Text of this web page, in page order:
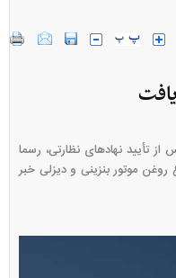
تأیید نهاد‌های نظارتی، رسما
قیمت انواع روغن موتور بنزینی و دیزلی خبر